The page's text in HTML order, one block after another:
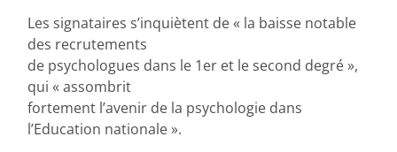
Les signataires s’inquiètent de « la baisse notable
des recrutements
de psychologues dans le 1er et le second degré »,
qui « assombrit
fortement l’avenir de la psychologie dans
l’Education nationale ».